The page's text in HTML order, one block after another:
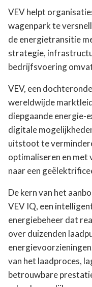
VEV helpt
wagenpark te
de energietransitie
strategie,
bedrijfsvoering
VEV, een
wereldwijde
diepgaande energie-
digitale
uitstoot te
optimaliseren en met
naar een
De kern van het
VEV IQ, een
energiebeheer dat
over duizenden
van het laadproces,
betrouwbare